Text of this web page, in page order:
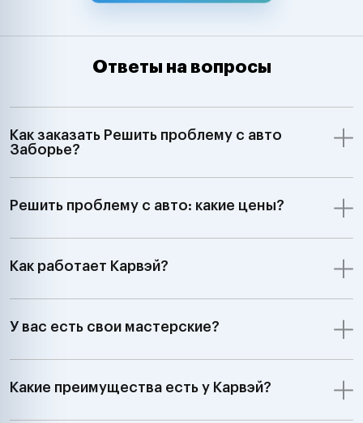
Ответы на вопросы
Как заказать Решить проблему с авто
Заборье?
Решить проблему с авто: какие цены?
Как работает Карвэй?
У вас есть свои мастерские?
Какие преимущества есть у Карвэй?